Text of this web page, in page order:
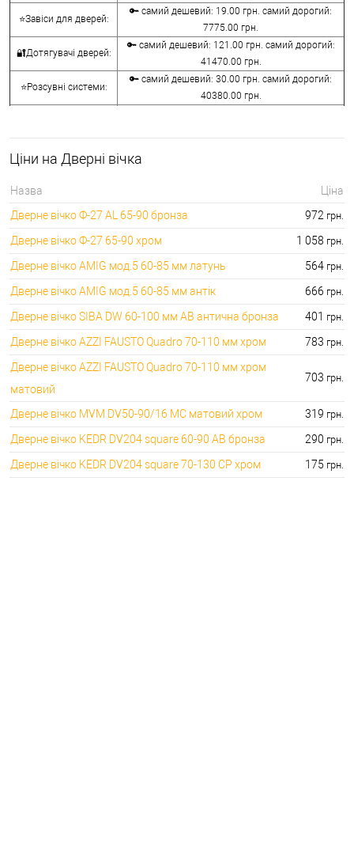
⭐Завіси для дверей:
🔑 самий дешевий: 19.00 грн. самий дорогий:
7775.00 грн.
🔐Дотягувачі дверей:
🔑 самий дешевий: 121.00 грн. самий дорогий:
41470.00 грн.
⭐Розсувні системи:
🔑 самий дешевий: 30.00 грн. самий дорогий:
40380.00 грн.
⭐Сейфи:
🔐Домофони:
⭐Сигналізація AJAX:
🔑 самий дешевий: грн. самий дорогий: грн.
Ціни на Дверні вічка
Назва
Ціна
Дверне вічко Ф-27 AL 65-90 бронза
972 грн.
Дверне вічко Ф-27 65-90 хром 1 058 грн.
Дверне вічко AMIG мод.5 60-85 мм латунь 564 грн.
Дверне вічко AMIG мод.5 60-85 мм антік 666 грн.
Дверне вічко SIBA DW 60-100 мм AВ антична бронза 401 грн.
Дверне вічко AZZI FAUSTO Quadro 70-110 мм хром 783 грн.
Дверне вічко AZZI FAUSTO Quadro 70-110 мм хром
матовий
703 грн.
Дверне вічко MVM DV50-90/16 MC матовий хром 319 грн.
Дверне вічко KEDR DV204 square 60-90 AB бронза 290 грн.
Дверне вічко KEDR DV204 square 70-130 СP хром 175 грн.